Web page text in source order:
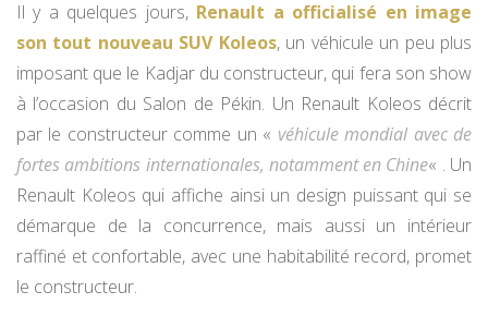
Il y a quelques jours, Renault a officialisé en image
son tout nouveau SUV Koleos, un véhicule un peu plus
imposant que le Kadjar du constructeur, qui fera son show
à l’occasion du Salon de Pékin. Un Renault Koleos décrit
par le constructeur comme un « véhicule mondial avec de
fortes ambitions internationales, notamment en Chine« . Un
Renault Koleos qui affiche ainsi un design puissant qui se
démarque de la concurrence, mais aussi un intérieur
raffiné et confortable, avec une habitabilité record, promet
le constructeur.